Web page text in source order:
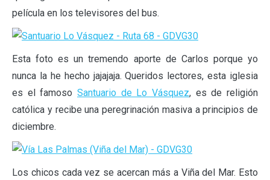
película en los televisores del bus.
Esta foto es un tremendo aporte de Carlos porque yo
nunca la he hecho jajajaja. Queridos lectores, esta iglesia
es el famoso Santuario de Lo Vásquez, es de religión
católica y recibe una peregrinación masiva a principios de
diciembre.
Los chicos cada vez se acercan más a Viña del Mar. Esto